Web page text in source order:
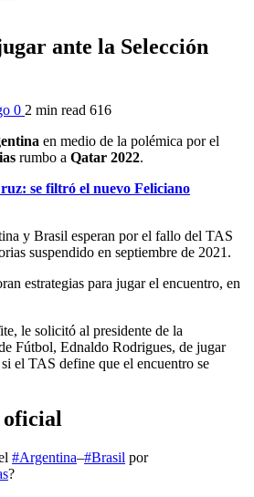
ante la Selección
0 2 min read 616
en medio de la polémica por el
rumbo a Qatar 2022.
se filtró el nuevo Feliciano
y Brasil esperan por el fallo del TAS
suspendido en septiembre de 2021.
estrategias para jugar el encuentro, en
le solicitó al presidente de la
Fútbol, Ednaldo Rodrigues, de jugar
el TAS define que el encuentro se
#Argentina–#Brasil por
?